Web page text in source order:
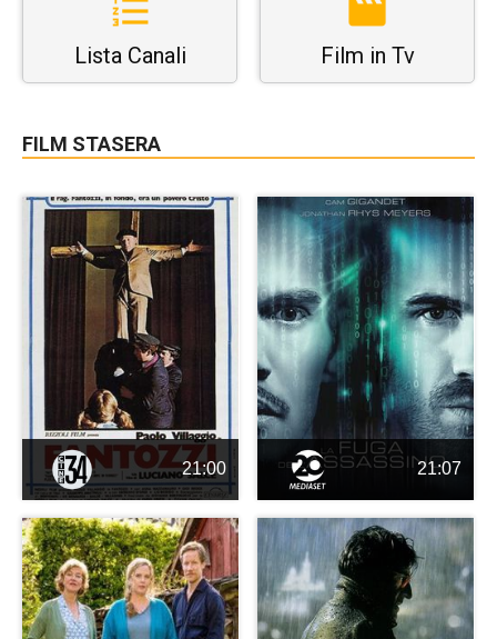
Lista Canali Film in Tv
FILM STASERA
21:00 21:07